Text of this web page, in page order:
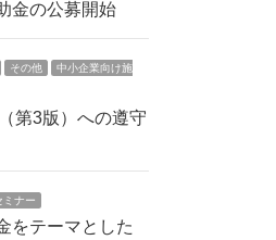
金の公募開始
その他
中小企業向け施
第3版）への遵守
ミナー
をテーマとした